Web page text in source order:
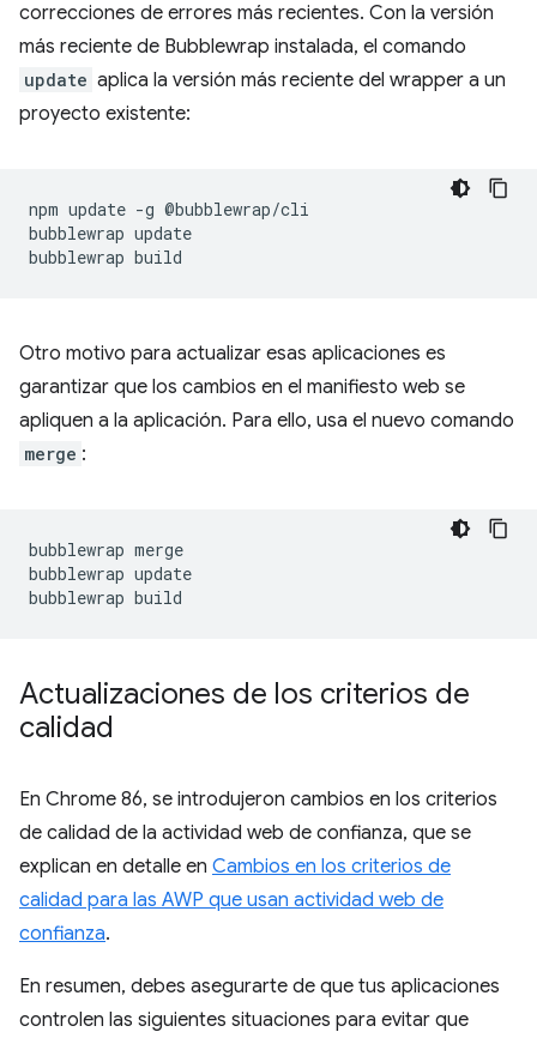
correcciones de errores más recientes. Con la versión
más reciente de Bubblewrap instalada, el comando
update aplica la versión más reciente del wrapper a un
proyecto existente:
npm update -g @bubblewrap/cli
bubblewrap update
bubblewrap
Otro motivo para actualizar esas aplicaciones es
garantizar que los cambios en el manifiesto web se
apliquen a la aplicación. Para ello, usa el nuevo comando
merge :
bubblewrap merge
bubblewrap update
bubblewrap
Actualizaciones de los criterios de
calidad
En Chrome 86, se introdujeron cambios en los criterios
de calidad de la actividad web de confianza, que se
explican en detalle en Cambios en los criterios de
calidad para las AWP que usan actividad web de
confianza.
En resumen, debes asegurarte de que tus aplicaciones
controlen las siguientes situaciones para evitar que